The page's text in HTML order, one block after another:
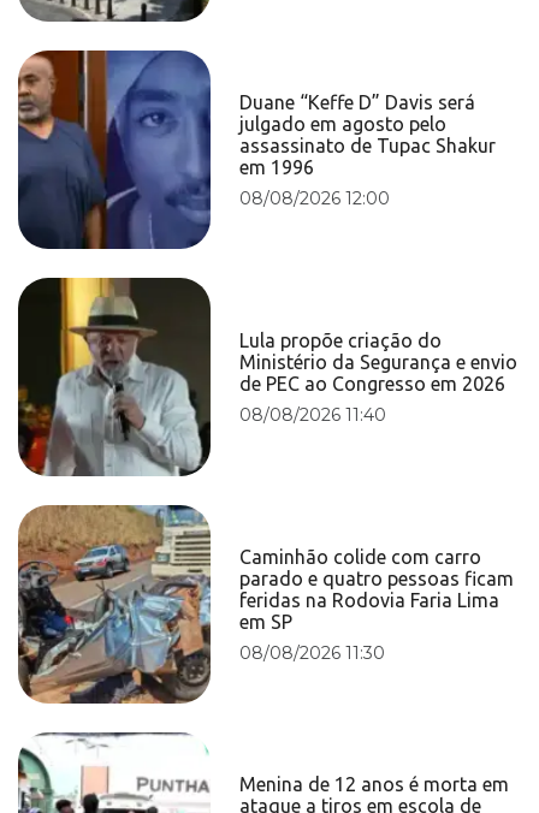
Duane “Keffe D” Davis será
julgado em agosto pelo
assassinato de Tupac Shakur
em 1996
08/08/2026 12:00
Lula propõe criação do
Ministério da Segurança e envio
de PEC ao Congresso em 2026
08/08/2026 11:40
Caminhão colide com carro
parado e quatro pessoas ficam
feridas na Rodovia Faria Lima
em SP
08/08/2026 11:30
Menina de 12 anos é morta em
ataque a tiros em escola de